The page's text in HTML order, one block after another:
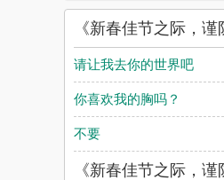
《新春佳节之际，
请让我去你的世界吧
你喜欢我的胸吗？
不要
《新春佳节之际，